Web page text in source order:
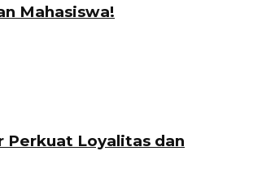
Mahasiswa!
Perkuat Loyalitas dan